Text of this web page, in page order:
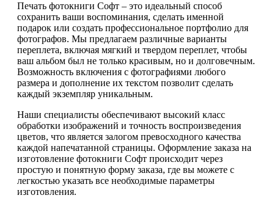
Печать фотокниги Софт – это идеальный способ
сохранить ваши воспоминания, сделать именной
подарок или создать профессиональное портфолио для
фотографов. Мы предлагаем различные варианты
переплета, включая мягкий и твердом переплет, чтобы
ваш альбом был не только красивым, но и долговечным.
Возможность включения с фотографиями любого
размера и дополнение их текстом позволит сделать
каждый экземпляр уникальным.
Наши специалисты обеспечивают высокий класс
обработки изображений и точность воспроизведения
цветов, что является залогом превосходного качества
каждой напечатанной страницы. Оформление заказа на
изготовление фотокниги Софт происходит через
простую и понятную форму заказа, где вы можете с
легкостью указать все необходимые параметры
изготовления.